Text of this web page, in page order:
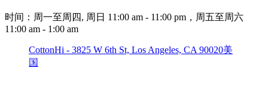
时间：周一至周四, 周日 11:00 am - 11:00 pm，周五至周六
11:00 am - 1:00 am
CottonHi - 3825 W 6th St, Los Angeles, CA 90020美
国